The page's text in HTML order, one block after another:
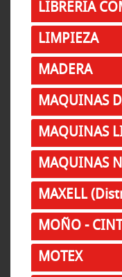
LIBRERIA
LIMPIEZA
MADERA
MAQUINAS
MAQUINAS
MAQUINAS
MAXELL
MOÑO -
MOTEX